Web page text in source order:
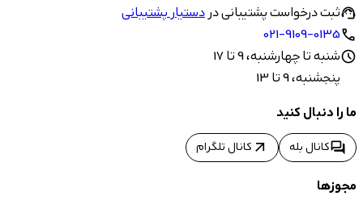
support_agentثبت درخواست پشتیبانی دردستیار پشتیبانی
call
021-9109-0135
scheduleشنبه تا چهارشنبه، 9 تا 17
پنجشنبه، 9 تا 13
ما را دنبال کنید
forumکانال بله arrow_outward کانال تلگرام
مجوزها